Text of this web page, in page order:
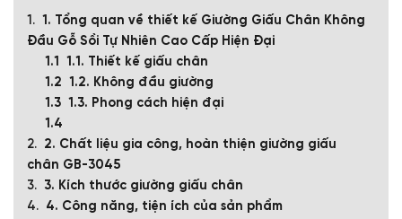
1. Tổng quan về thiết kế Giường Giấu Chân Không
Đầu Gỗ Sồi Tự Nhiên Cao Cấp Hiện Đại
1.1. Thiết kế giấu chân
1.2. Không đầu giường
1.3. Phong cách hiện đại
2. Chất liệu gia công, hoàn thiện giường giấu
chân GB-3045
3. Kích thước giường giấu chân
4. Công năng, tiện ích của sản phẩm